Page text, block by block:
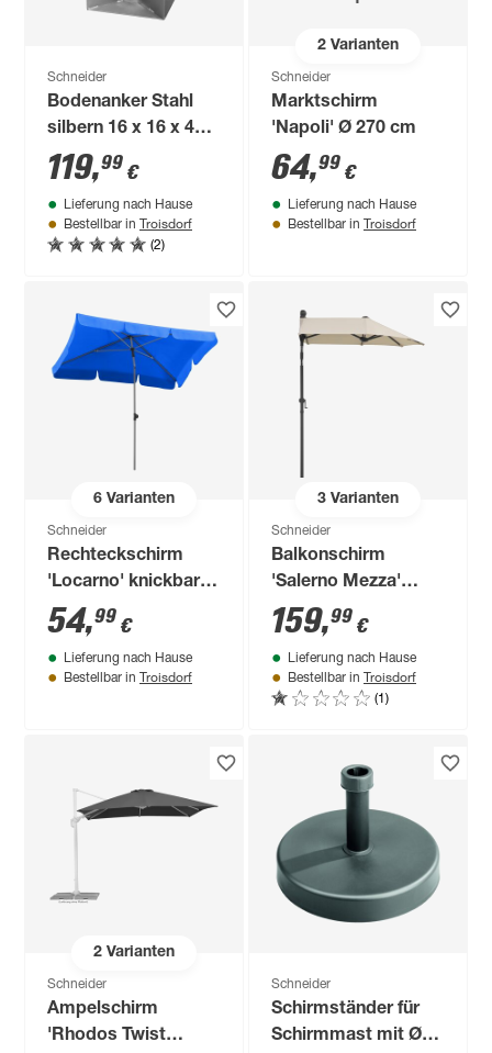
Schneider
Bodenanker Stahl
silbern 16 x 16 x 45
cm
119,99 €
Lieferung nach Hause
Bestellbar in Troisdorf
(2)
2Varianten
Schneider
Marktschirm
'Napoli' Ø 270 cm
64,99 €
Lieferung nach Hause
Bestellbar in Troisdorf
6Varianten
Schneider
Rechteckschirm
'Locarno' knickbar
180 x 120 cm
54,99 €
Lieferung nach Hause
Bestellbar in Troisdorf
3Varianten
Schneider
Balkonschirm
'Salerno Mezza'
knickbar 150 x 150
cm
159,99 €
Lieferung nach Hause
Bestellbar in Troisdorf
(1)
2Varianten
Schneider
Ampelschirm
'Rhodos Twist
Schneider
Schirmständer für
Schirmmast mit Ø